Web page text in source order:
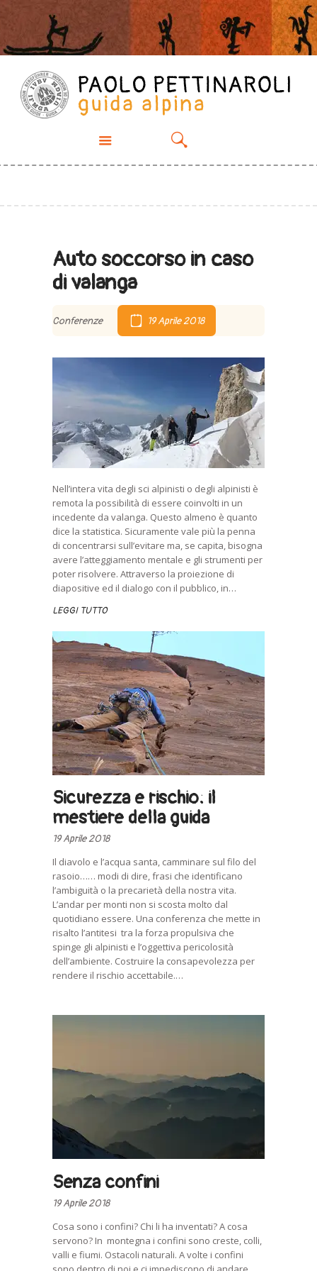
PROPOSTE
CHI SONO
ESPERIENZE
Auto soccorso in caso
di valanga
Conferenze 19 Aprile 2018
Nell’intera vita degli sci alpinisti o degli alpinisti è
remota la possibilità di essere coinvolti in un
incedente da valanga. Questo almeno è quanto
dice la statistica. Sicuramente vale più la penna
di concentrarsi sull’evitare ma, se capita, bisogna
avere l’atteggiamento mentale e gli strumenti per
poter risolvere. Attraverso la proiezione di
diapositive ed il dialogo con il pubblico, in…
LEGGI TUTTO
Sicurezza e rischio: il
mestiere della guida
19 Aprile 2018
Il diavolo e l’acqua santa, camminare sul filo del
rasoio…… modi di dire, frasi che identificano
l’ambiguità o la precarietà della nostra vita.
L’andar per monti non si scosta molto dal
quotidiano essere. Una conferenza che mette in
risalto l’antitesi tra la forza propulsiva che
spinge gli alpinisti e l’oggettiva pericolosità
dell’ambiente. Costruire la consapevolezza per
rendere il rischio accettabile.…
Senza confini
19 Aprile 2018
Cosa sono i confini? Chi li ha inventati? A cosa
servono? In montegna i confini sono creste, colli,
valli e fiumi. Ostacoli naturali. A volte i confini